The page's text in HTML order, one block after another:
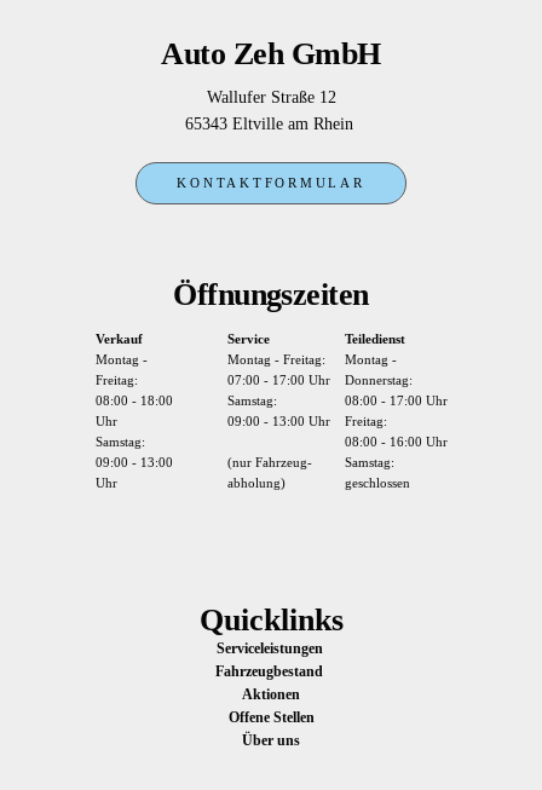
Auto Zeh GmbH
Wallufer Straße 12
65343 Eltville am Rhein
KONTAKTFORMULAR
Öffnungszeiten
Verkauf
Montag -
Freitag:
08:00 - 18:00
Uhr
Samstag:
09:00 - 13:00
Uhr
Service
Montag - Freitag:
07:00 - 17:00 Uhr
Samstag:
09:00 - 13:00 Uhr
(nur Fahrzeug-
abholung)
Teiledienst
Montag -
Donnerstag:
08:00 - 17:00 Uhr
Freitag:
08:00 - 16:00 Uhr
Samstag:
geschlossen
Quicklinks
Serviceleistungen
Fahrzeugbestand
Aktionen
Offene Stellen
Über uns